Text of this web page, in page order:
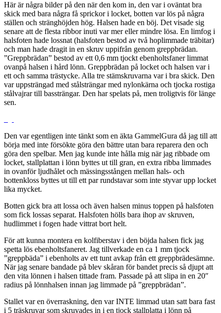
Här är några bilder på den när den kom in, den var i oväntat bra
skick med bara några få sprickor i locket, botten var lös på några
ställen och stränghöjden hög. Halsen hade en böj. Det visade sig
senare att de flesta ribbor inuti var mer eller mindre lösa. En limfog i
halsfoten hade lossnat (halsfoten bestod av två hoplimmade träbitar)
och man hade dragit in en skruv uppifrån genom greppbrädan.
”Greppbrädan” bestod av ett 0,6 mm tjockt ebenholtsfaner limmat
ovanpå halsen i hård lönn. Greppbrädan på locket och halsen var i
ett och samma trästycke. Alla tre stämskruvarna var i bra skick. Den
var uppsträngad med stålsträngar med nylonkärna och tjocka rostiga
stålvajrar till bassträngar. Den har spelats på, men troligtvis för länge
sen.
Den var egentligen inte tänkt som en äkta GammelGura då jag till att
börja med inte försökte göra den bättre utan bara reparera den och
göra den spelbar. Men jag kunde inte hålla mig när jag ribbade om
locket, stallplattan i lönn byttes ut till gran, en extra ribba limmades
in ovanför ljudhålet och mässingsstången mellan hals- och
bottenkloss byttes ut till ett par rundstavar som inte styvar upp locket
lika mycket.
Botten gick bra att lossa och även halsen minus toppen på halsfoten
som fick lossas separat. Halsfoten hölls bara ihop av skruven,
hudlimmet i fogen hade vittrat bort helt.
För att kunna montera en kolfiberstav i den böjda halsen fick jag
spetta lös ebenholtsfaneret. Jag tillverkade en ca 1 mm tjock
”greppbäda” i ebenholts av ett tunt avkap från ett greppbrädesämne.
När jag senare bandade på blev skåran för bandet precis så djupt att
den vita lönnen i halsen tittade fram. Passade på att slipa in en 20″
radius på lönnhalsen innan jag limmade på ”greppbrädan”.
Stallet var en överraskning, den var INTE limmad utan satt bara fast
i 5 träskruvar som skruvades in i en tjock stallplatta i lönn på